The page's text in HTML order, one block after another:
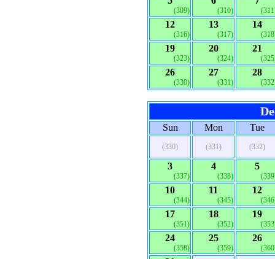
(309) (310)
12
(316)
13
(317)
14
19
(323)
20
(324)
21
26
(330)
27
(331)
28
Sun Mon Tue
(330) (331) (332)
3
(337)
4
(338)
5
10
(344)
11
(345)
12
17
(351)
18
(352)
19
24
(358)
25
(359)
26